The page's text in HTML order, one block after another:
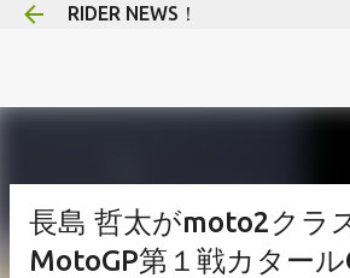
RIDER NEWS！
長島 哲太がmoto2クラ
MotoGP第１戦カタール